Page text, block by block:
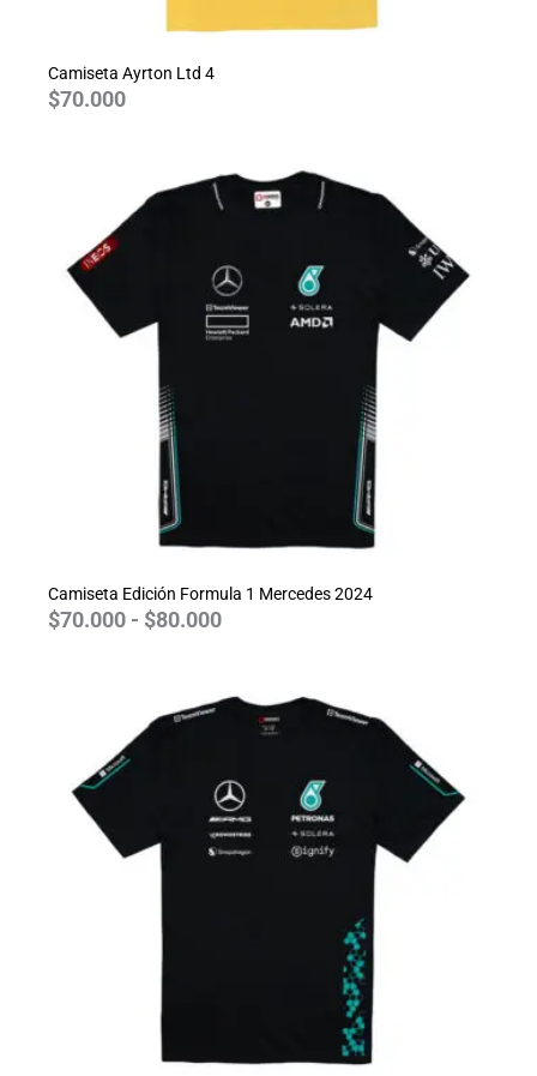
Camiseta Ayrton Ltd 4
$70.000
Camiseta Edición Formula 1 Mercedes 2024
$70.000 - $80.000
de
precios:
hasta
$80.000